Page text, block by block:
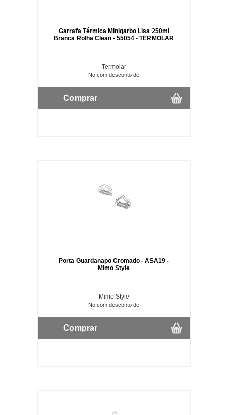
Garrafa Térmica Minigarbo Lisa 250ml
Branca Rolha Clean - 55054 - TERMOLAR
Termolar
No com desconto de
Comprar
Porta Guardanapo Cromado - ASA19 -
Mimo Style
Mimo Style
No com desconto de
Comprar